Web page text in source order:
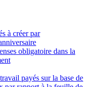
à créer par
obligatoire dans la
payés sur la base de